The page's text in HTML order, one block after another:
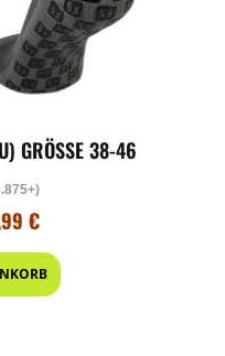
GRÖSSE 38-46
€